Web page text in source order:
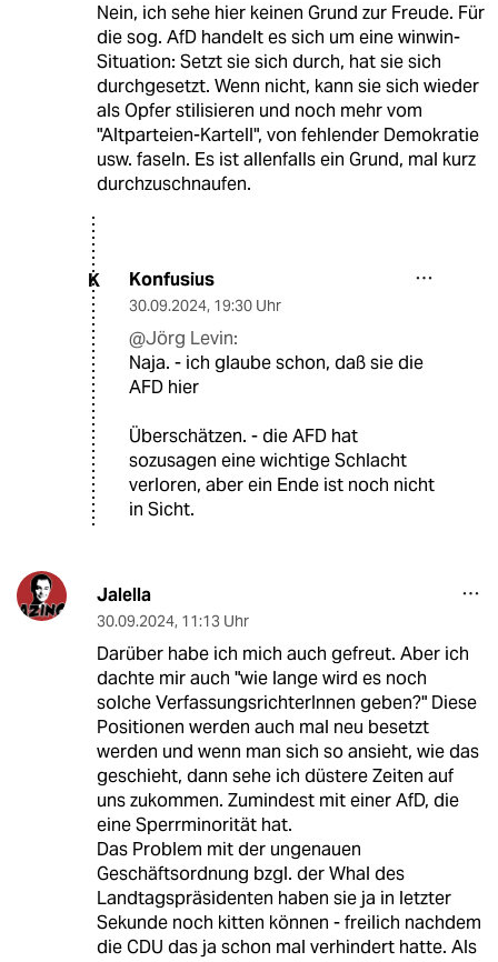
Nein, ich sehe hier keinen Grund zur Freude. Für
die sog. AfD handelt es sich um eine winwin-
Situation: Setzt sie sich durch, hat sie sich
durchgesetzt. Wenn nicht, kann sie sich wieder
als Opfer stilisieren und noch mehr vom
"Altparteien-Kartell", von fehlender Demokratie
usw. faseln. Es ist allenfalls ein Grund, mal kurz
durchzuschnaufen.
K Konfusius
30.09.2024, 19:30 Uhr
@Jörg Levin:
Naja. - ich glaube schon, daß sie die
AFD hier
Überschätzen. - die AFD hat
sozusagen eine wichtige Schlacht
verloren, aber ein Ende ist noch nicht
in Sicht.
Jalella
30.09.2024, 11:13 Uhr
Darüber habe ich mich auch gefreut. Aber ich
dachte mir auch "wie lange wird es noch
solche VerfassungsrichterInnen geben?" Diese
Positionen werden auch mal neu besetzt
werden und wenn man sich so ansieht, wie das
geschieht, dann sehe ich düstere Zeiten auf
uns zukommen. Zumindest mit einer AfD, die
eine Sperrminorität hat.
Das Problem mit der ungenauen
Geschäftsordnung bzgl. der Whal des
Landtagspräsidenten haben sie ja in letzter
Sekunde noch kitten können - freilich nachdem
die CDU das ja schon mal verhindert hatte. Als